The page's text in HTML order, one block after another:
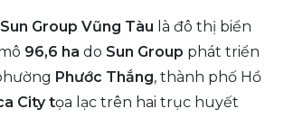
Group Vũng Tàu là đô thị biển
96,6 ha do Sun Group phát triển
Phước Thắng, thành phố Hồ
City tọa lạc trên hai trục huyết